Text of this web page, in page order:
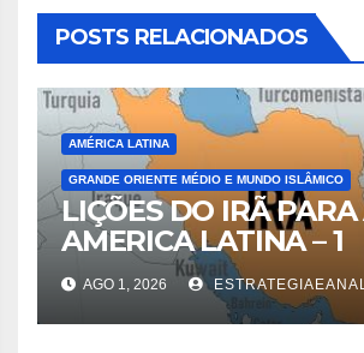
POSTS RELACIONADOS
AMÉRICA LATINA
GRANDE ORIENTE MÉDIO E MUNDO ISLÂMICO
LIÇÕES DO IRÃ PARA
AMERICA LATINA – 1
AGO 1, 2026